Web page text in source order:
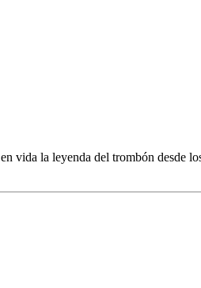
vida la leyenda del trombón desde